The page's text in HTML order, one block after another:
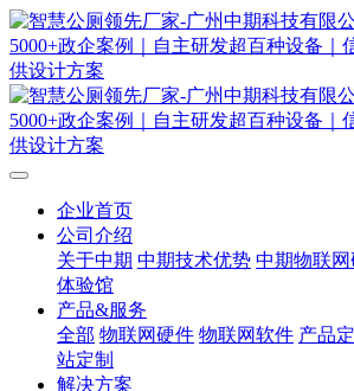
企业首页
公司介绍
关于中期 中期技术优势 中期物联网
体验馆
产品&服务
全部 物联网硬件 物联网软件 产品
站定制
解决方案